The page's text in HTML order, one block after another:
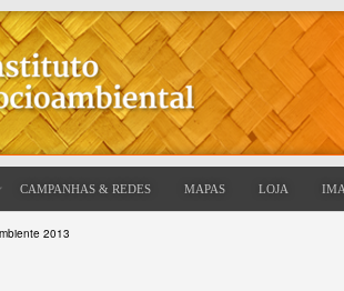
CAMPANHAS & REDES MAPAS LOJA
2013